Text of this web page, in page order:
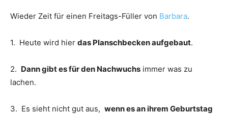
Wieder Zeit für einen Freitags-Füller von Barbara.
1. Heute wird hier das Planschbecken aufgebaut.
2. Dann gibt es für den Nachwuchs immer was zu
lachen.
3. Es sieht nicht gut aus, wenn es an ihrem Geburtstag